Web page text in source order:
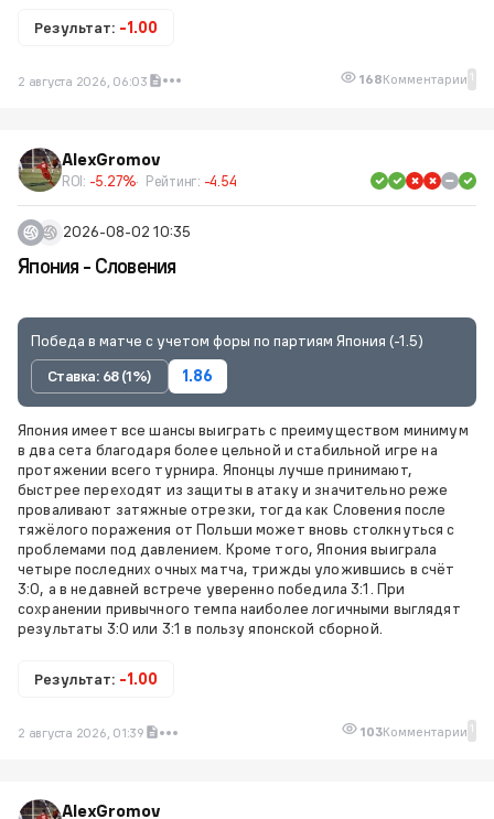
Результат: -1.00
2 августа 2026, 06:03 168Комментарии 1
AlexGromov
ROI: -5.27% Рейтинг: -4.54
2026-08-02 10:35
Япония - Словения
Победа в матче с учетом форы по партиям Япония (-1.5)
Ставка: 68 (1%)
1.86
Япония имеет все шансы выиграть с преимуществом минимум
в два сета благодаря более цельной и стабильной игре на
протяжении всего турнира. Японцы лучше принимают,
быстрее переходят из защиты в атаку и значительно реже
проваливают затяжные отрезки, тогда как Словения после
тяжёлого поражения от Польши может вновь столкнуться с
проблемами под давлением. Кроме того, Япония выиграла
четыре последних очных матча, трижды уложившись в счёт
3:0, а в недавней встрече уверенно победила 3:1. При
сохранении привычного темпа наиболее логичными выглядят
результаты 3:0 или 3:1 в пользу японской сборной.
Результат: -1.00
2 августа 2026, 01:39 103Комментарии 1
AlexGromov